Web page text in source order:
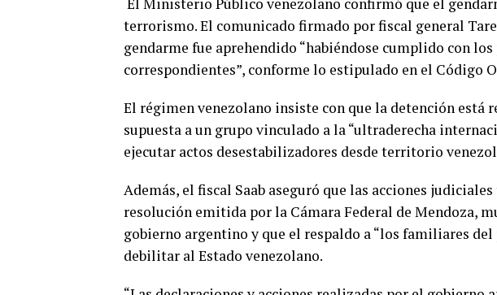
terrorismo. El comunicado firmado por fiscal general
gendarme fue aprehendido “habiéndose cumplido con
correspondientes”, conforme lo estipulado en el Código
El régimen venezolano insiste con que la detención está
supuesta a un grupo vinculado a la “ultraderecha
ejecutar actos desestabilizadores desde territorio
Además, el fiscal Saab aseguró que las acciones
resolución emitida por la Cámara Federal de Mendoza,
gobierno argentino y que el respaldo a “los familiares
debilitar al Estado venezolano.